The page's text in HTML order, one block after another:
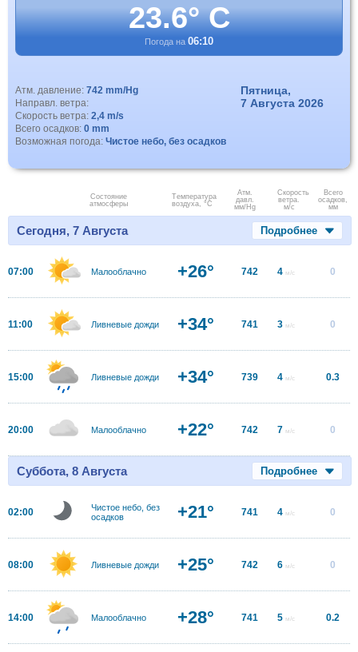
23.6° C
Погода на 06:10
Атм. давление: 742 mm/Hg
Направл. ветра:
Скорость ветра: 2,4 m/s
Всего осадков: 0 mm
Возможная погода: Чистое небо, без осадков
Пятница,
7 Августа 2026
Состояние
атмосферы
Температура
воздуха, °C
Атм.
давл.
мм/Hg
Скорость
ветра.
м/с
Всего
осадков,
мм
Сегодня, 7 Августа Подробнее
07:00 Малооблачно +26° 742 4 м/с 0
11:00 Ливневые дожди +34° 741 3 м/с 0
15:00 Ливневые дожди +34° 739 4 м/с 0.3
20:00 Малооблачно +22° 742 7 м/с 0
Суббота, 8 Августа Подробнее
02:00
Чистое небо, без
осадков
+21° 741 4 м/с 0
08:00 Ливневые дожди +25° 742 6 м/с 0
14:00 Малооблачно +28° 741 5 м/с 0.2